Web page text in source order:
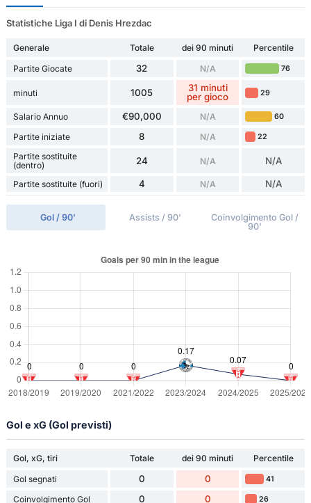
Statistiche Liga I di Denis Hrezdac
Generale Totale dei 90 minuti
Percentile
Partite Giocate
32 N/A 76
minuti 1005
31 minuti
per gioco
29
Salario Annuo €90,000 N/A 60
Partite iniziate 8 N/A 22
Partite sostituite
(dentro)
24 N/A N/A
Partite sostituite (fuori) 4 N/A N/A
Gol / 90' Assists / 90'
Coinvolgimento Gol /
90'
Gol e xG (Gol previsti)
Gol, xG, tiri Totale dei 90 minuti
Percentile
Gol segnati
0 0 41
Coinvolgimento Gol 0 0 26